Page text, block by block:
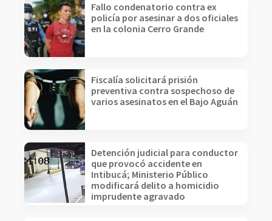
Fallo condenatorio contra ex
policía por asesinar a dos oficiales
en la colonia Cerro Grande
Fiscalía solicitará prisión
preventiva contra sospechoso de
varios asesinatos en el Bajo Aguán
Detención judicial para conductor
que provocó accidente en
Intibucá; Ministerio Público
modificará delito a homicidio
imprudente agravado